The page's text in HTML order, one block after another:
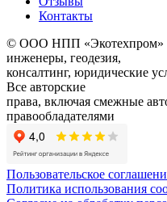
Контакты
© ООО НПП «Экотехпром»
инженеры, геодезия,
консалтинг, юридические
Все авторские
права, включая смежные
правообладателями
Пользовательское
Политика использования